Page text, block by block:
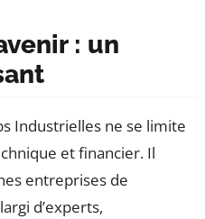
: un
Industrielles ne se limite
et financier. Il
entreprises de
d’experts,